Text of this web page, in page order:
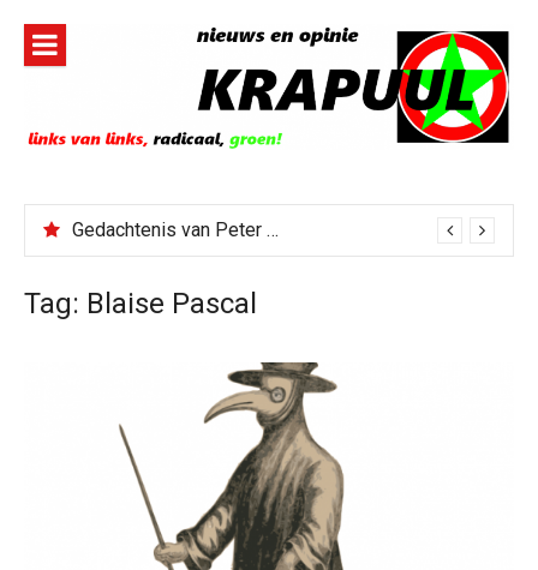
inhoud
Gedachtenis van Peter Faber
Tag: Blaise Pascal